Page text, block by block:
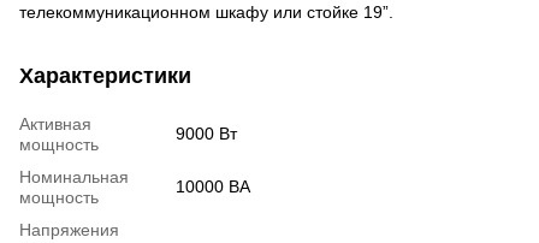
телекоммуникационном шкафу или стойке 19”.
Характеристики
Активная
мощность
9000 Вт
Номинальная
мощность
10000 ВА
Напряжения